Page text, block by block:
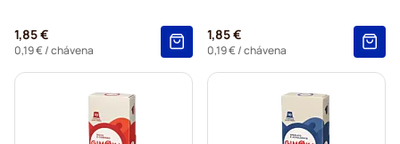
1,85 €
0,19 €/ chávena
1,85 €
0,19 €/ chávena